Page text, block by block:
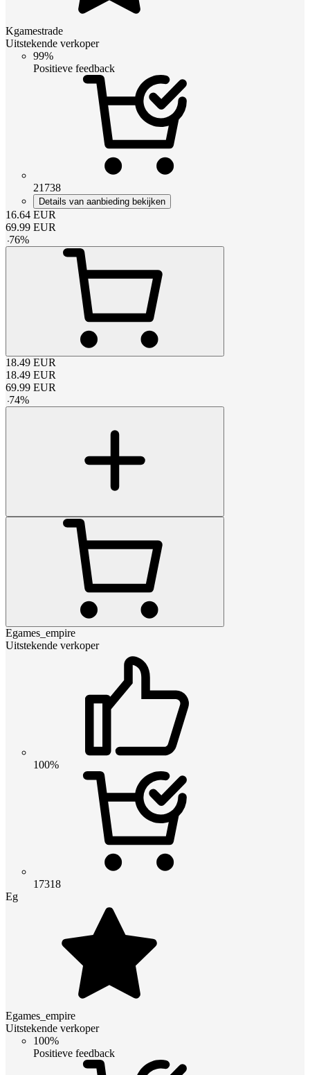
Kgamestrade
Uitstekende verkoper
99%
Positieve feedback
21738
Details van aanbieding bekijken
16.64 EUR
69.99 EUR
-76%
18.49 EUR
18.49 EUR
69.99 EUR
-74%
Egames_empire
Uitstekende verkoper
100%
17318
Eg
Egames_empire
Uitstekende verkoper
100%
Positieve feedback